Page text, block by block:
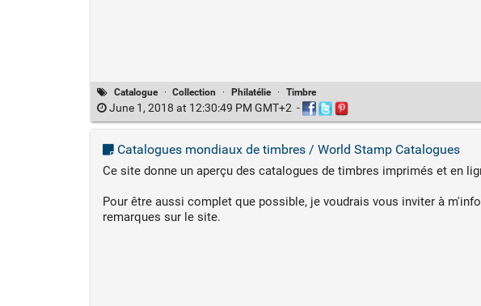
Catalogue · Collection · Philatélie · Timbre
June 1, 2018 at 12:30:49 PM GMT+2 -
Catalogues mondiaux de timbres / World Stamp Catalogues
Ce site donne un aperçu des catalogues de timbres imprimés et en
Pour être aussi complet que possible, je voudrais vous inviter à
remarques sur le site.